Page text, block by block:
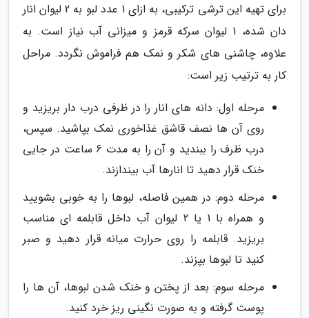
برای تهیه این ترشی ترکیبی، به ازای 1 عدد لبو به 2 لیوان انار
دان شده، 1 لیوان سرکه قرمز و میزانی آب نیاز است. به
علاوه، چاشنی های شکر و نمک هم فراموش نگردد. مراحل
کار به ترتیب زیر است:
مرحله اول: دانه های انار را در ظرفی درب دار بریزید و
روی آن ها نصف قاشق غذاخوری نمک بپاشید. سپس،
درب ظرف را ببندید و آن را به مدت 6 ساعت در جایی
خنک قرار دهید تا انارها آب بیندازند.
مرحله دوم: در همین فاصله، لبوها را به خوبی بشویید
و همراه با 1 یا 2 لیوان آب داخل قابلمه ای مناسب
بریزید. قابلمه را روی حرارت میانه قرار دهید و صبر
کنید تا لبوها بپزند.
مرحله سوم: بعد از پختن و خنک شدن لبوها، آن ها را
پوست گرفته و به صورت نگینی ریز خرد کنید.